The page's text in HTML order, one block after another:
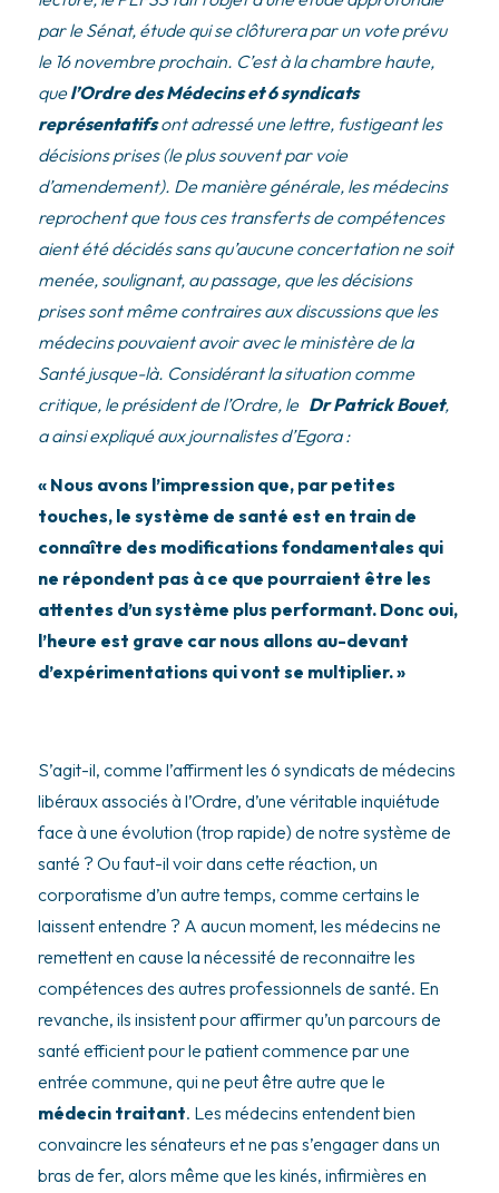
par le Sénat, étude qui se clôturera par un vote prévu
le 16 novembre prochain. C’est à la chambre haute,
quel’Ordre des Médecins et 6 syndicats
représentatifsont adressé une lettre, fustigeant les
décisions prises (le plus souvent par voie
d’amendement). De manière générale, les médecins
reprochent que tous ces transferts de compétences
aient été décidés sans qu’aucune concertation ne soit
menée, soulignant, au passage, que les décisions
prises sont même contraires aux discussions que les
médecins pouvaient avoir avec le ministère de la
Santé jusque-là. Considérant la situation comme
critique, le président de l’Ordre, le Dr Patrick Bouet,
a ainsi expliqué aux journalistes d’Egora :
« Nous avons l’impression que, par petites
touches, le système de santé est en train de
connaître des modifications fondamentales qui
ne répondent pas à ce que pourraient être les
attentes d’un système plus performant. Donc oui,
l’heure est grave car nous allons au-devant
d’expérimentations qui vont se multiplier. »
S’agit-il, comme l’affirment les 6 syndicats de médecins
libéraux associés à l’Ordre, d’une véritable inquiétude
face à une évolution (trop rapide) de notre système de
santé ? Ou faut-il voir dans cette réaction, un
corporatisme d’un autre temps, comme certains le
laissent entendre ? A aucun moment, les médecins ne
remettent en cause la nécessité de reconnaitre les
compétences des autres professionnels de santé. En
revanche, ils insistent pour affirmer qu’un parcours de
santé efficient pour le patient commence par une
entrée commune, qui ne peut être autre que le
médecin traitant. Les médecins entendent bien
convaincre les sénateurs et ne pas s’engager dans un
bras de fer, alors même que les kinés, infirmières en